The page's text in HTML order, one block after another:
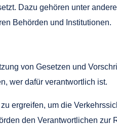
Dazu gehören unter
Behörden und Institutionen.
von Gesetzen und
wer dafür verantwortlich ist.
ergreifen, um die
den Verantwortlichen zur